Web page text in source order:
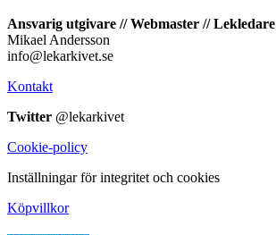
Ansvarig utgivare // Webmaster // Lekledare
Mikael Andersson
info@lekarkivet.se
Kontakt
Twitter @lekarkivet
Cookie-policy
Inställningar för integritet och cookies
Köpvillkor